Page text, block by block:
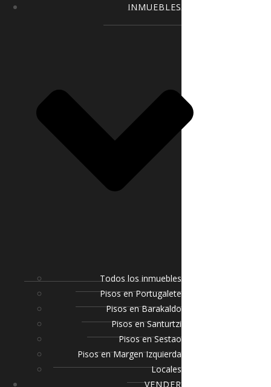
INMUEBLES
Todos los inmuebles
Pisos en Portugalete
Pisos en Barakaldo
Pisos en Santurtzi
Pisos en Sestao
Pisos en Margen Izquierda
Locales
VENDER